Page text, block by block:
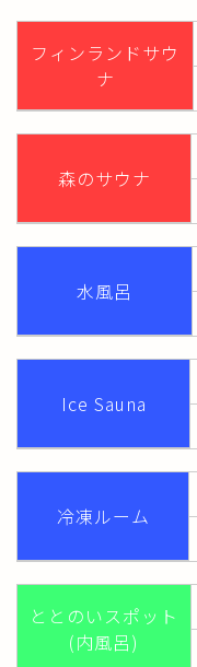
フィンランドサウ
ナ
森のサウナ
水風呂
Ice Sauna
冷凍ルーム
ととのいスポット
(内風呂)